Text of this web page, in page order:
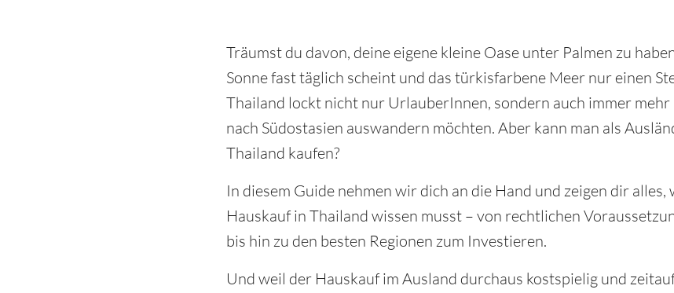
Träumst du davon, deine eigene kleine Oase unter Palmen zu
Sonne fast täglich scheint und das türkisfarbene Meer nur einen
Thailand lockt nicht nur UrlauberInnen, sondern auch immer
nach Südostasien auswandern möchten. Aber kann man als
Thailand kaufen?
In diesem Guide nehmen wir dich an die Hand und zeigen dir alles,
Hauskauf in Thailand wissen musst – von rechtlichen
bis hin zu den besten Regionen zum Investieren.
Und weil der Hauskauf im Ausland durchaus kostspielig und